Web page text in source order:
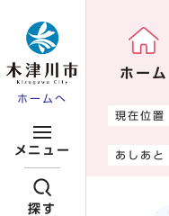
ホームへ
メニュー
探す
ホーム
ここから
現在位置
あしあと